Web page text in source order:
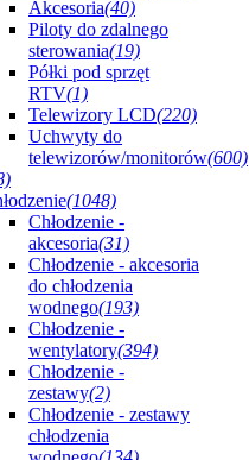
Akcesoria(40)
Piloty do zdalnego
sterowania(19)
Półki pod sprzęt
RTV(1)
Telewizory LCD(220)
Uchwyty do
telewizorów/monitorów(600)
(1048)
Chłodzenie -
akcesoria(31)
Chłodzenie - akcesoria
do chłodzenia
wodnego(193)
Chłodzenie -
wentylatory(394)
Chłodzenie -
zestawy(2)
Chłodzenie - zestawy
chłodzenia